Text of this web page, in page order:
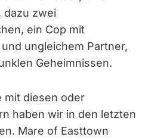
dazu zwei
ein Cop mit
ungleichem Partner,
Geheimnissen.
mit diesen oder
haben wir in den letzten
Mare of Easttown